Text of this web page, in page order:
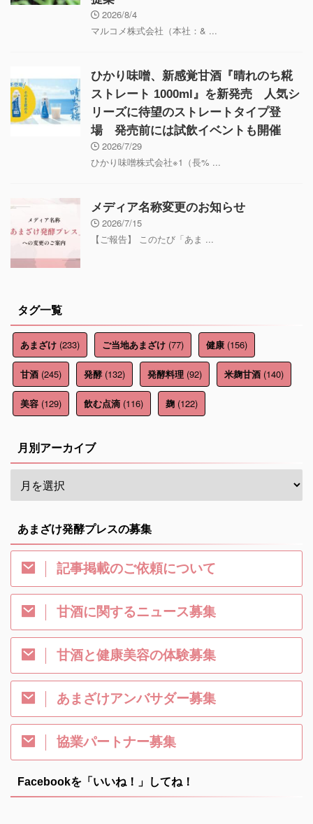
2026/8/4
マルコメ株式会社（本社：& ...
ひかり味噌、新感覚甘酒『晴れのち糀
ストレート 1000ml』を新発売 人気シ
リーズに待望のストレートタイプ登
場 発売前には試飲イベントも開催
2026/7/29
ひかり味噌株式会社※1（長% ...
メディア名称変更のお知らせ
2026/7/15
【ご報告】 このたび「あま ...
タグ一覧
あまざけ (233) ご当地あまざけ (77) 健康 (156)
甘酒 (245) 発酵(132) 発酵料理 (92) 米麹甘酒 (140)
美容 (129) 飲む点滴 (116) 麹 (122)
月別アーカイブ
あまざけ発酵プレスの募集
記事掲載のご依頼について
甘酒に関するニュース募集
甘酒と健康美容の体験募集
あまざけアンバサダー募集
協業パートナー募集
Facebookを「いいね！」してね！